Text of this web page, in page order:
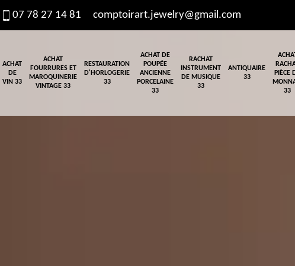
07 78 27 14 81 comptoirart.jewelry@gmail.com
ACHAT
DE
VIN 33
ACHAT
FOURRURES ET
MAROQUINERIE
VINTAGE 33
RESTAURATION
D'HORLOGERIE
33
ACHAT DE
POUPÉE
ANCIENNE
PORCELAINE
33
RACHAT
INSTRUMENT
DE MUSIQUE
33
ANTIQUAIRE
33
PIÈCE
33